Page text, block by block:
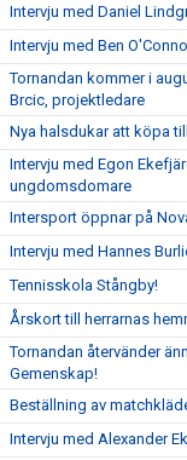
Intervju med Daniel
Intervju med Ben
Tornandan kommer i
Brcic, projektledare
Nya halsdukar att köpa
Intervju med Egon
ungdomsdomare
Intersport öppnar på
Intervju med Hannes
Tennisskola Stångby!
Årskort till herrarnas
Tornandan återvänder
Gemenskap!
Beställning av
Intervju med Alexander